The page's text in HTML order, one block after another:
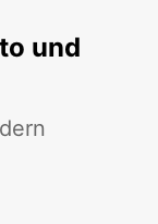
und